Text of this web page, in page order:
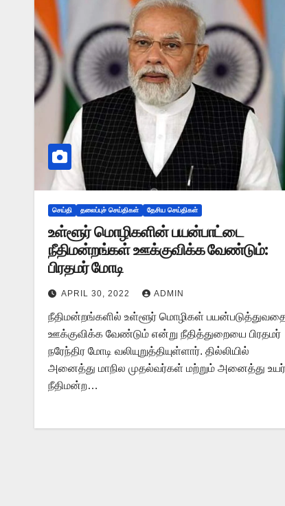
செய்தி தலைப்புச் செய்திகள் தேசிய செய்திகள்
உள்ளூர் மொழிகளின் பயன்பாட்டை
நீதிமன்றங்கள் ஊக்குவிக்க வேண்டும்:
பிரதமர் மோடி
APRIL 30, 2022 ADMIN
நீதிமன்றங்களில் உள்ளூர் மொழிகள்
ஊக்குவிக்க வேண்டும் என்று நீதித்துறையை பிரதமர்
நரேந்திர மோடி வலியுறுத்தியுள்ளார். தில்லியில்
அனைத்து மாநில முதல்வர்கள் மற்றும் அனைத்து உயர்
நீதிமன்ற…